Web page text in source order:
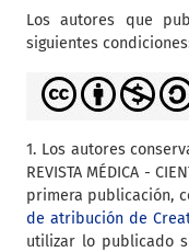
Los autores que
siguientes
1. Los autores
REVISTA MÉDICA -
primera publicación,
de atribución de
utilizar lo publicado